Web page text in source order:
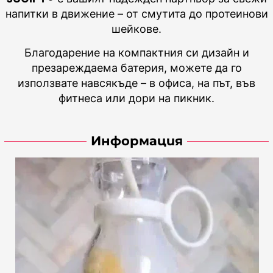
напитки в движение – от смутита до протеинови
шейкове.
Благодарение на компактния си дизайн и
презареждаема батерия, можете да го
използвате навсякъде – в офиса, на път, във
фитнеса или дори на пикник.
Информация